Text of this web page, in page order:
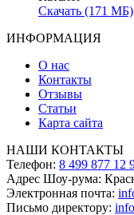
Скачать (171 МБ)
ИНФОРМАЦИЯ
О нас
Контакты
Отзывы
Статьи
Карта сайта
НАШИ КОНТАКТЫ
Телефон: 8 499 877 12
Адрес Шоу-рума:
Электронная почта:
Письмо директору: